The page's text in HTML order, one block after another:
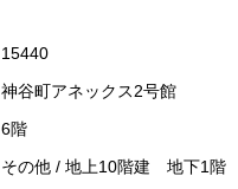
15440
神谷町アネックス2号館
6階
その他 / 地上10階建 地下1階